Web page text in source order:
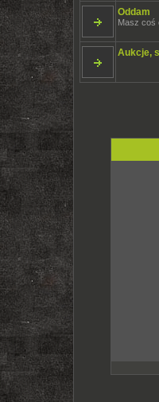
Oddam
Masz coś
Aukcje,